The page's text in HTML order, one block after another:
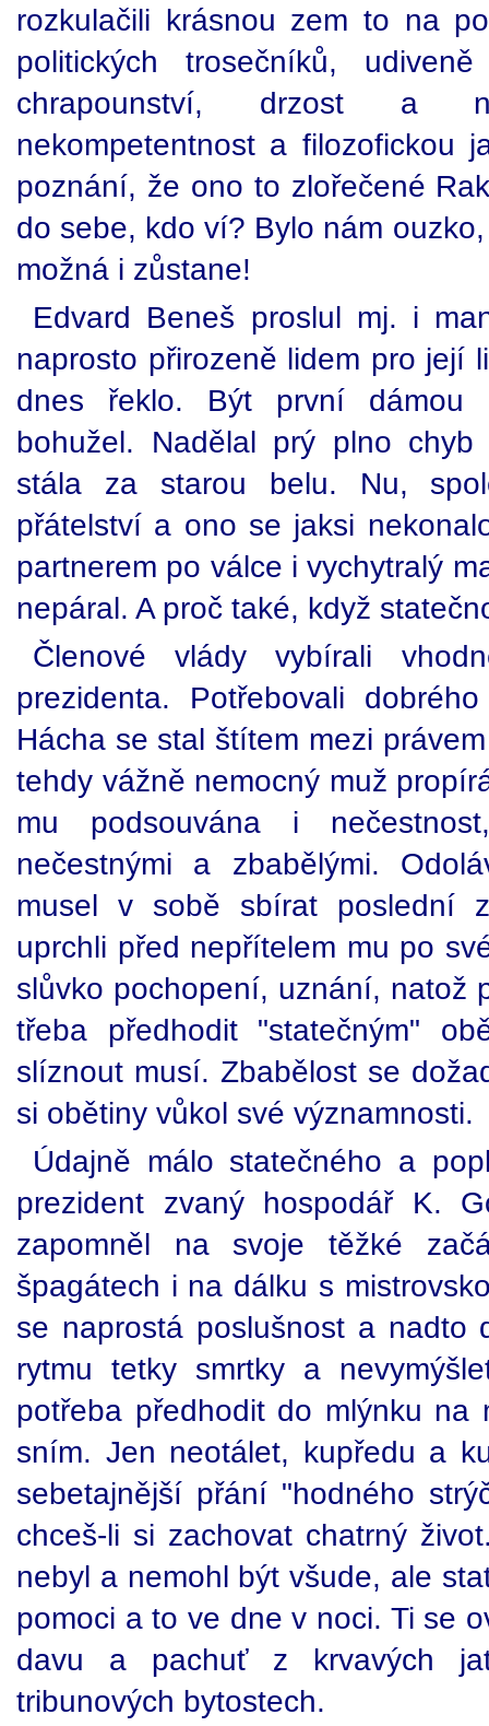
rozkulačili krásnou zem to na
politických trosečníků,
chrapounství, drzost a
nekompetentnost a filozofickou
poznání, že ono to zlořečené
do sebe, kdo ví? Bylo nám
možná i zůstane!
Edvard Beneš proslul mj. i
naprosto přirozeně lidem pro její
dnes řeklo. Být první dámou
bohužel. Nadělal prý plno
stála za starou belu. Nu,
přátelství a ono se jaksi
partnerem po válce i vychytralý
nepáral. A proč také, když
Členové vlády vybírali
prezidenta. Potřebovali
Hácha se stal štítem mezi
tehdy vážně nemocný muž
mu podsouvána i
nečestnými a zbabělými.
musel v sobě sbírat poslední
uprchli před nepřítelem mu po
slůvko pochopení, uznání, natož
třeba předhodit "statečným"
slíznout musí. Zbabělost se
si obětiny vůkol své významnosti.
Údajně málo statečného a
prezident zvaný hospodář K.
zapomněl na svoje těžké
špagátech i na dálku s
se naprostá poslušnost a nadto
rytmu tetky smrtky a
potřeba předhodit do mlýnku na
sním. Jen neotálet, kupředu a
sebetajnější přání "hodného
chceš-li si zachovat chatrný
nebyl a nemohl být všude, ale
pomoci a to ve dne v noci. Ti se
davu a pachuť z krvavých
tribunových bytostech.